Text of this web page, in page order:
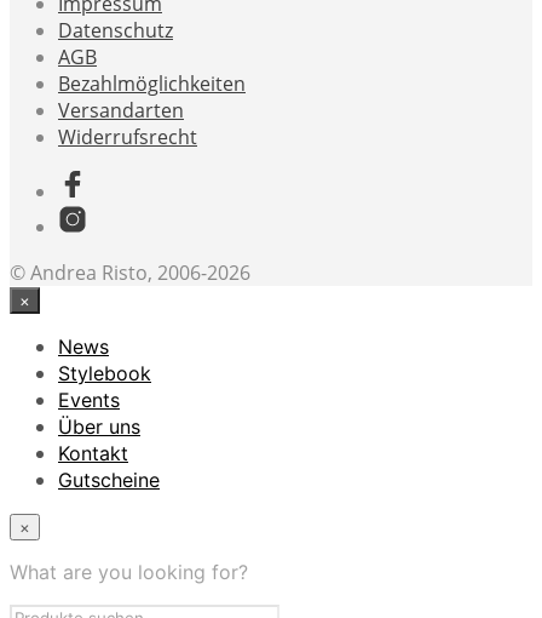
Datenschutz
AGB
Bezahlmöglichkeiten
Versandarten
Widerrufsrecht
© Andrea Risto, 2006-2026
×
News
Stylebook
Events
Über uns
Kontakt
Gutscheine
×
What are you looking for?